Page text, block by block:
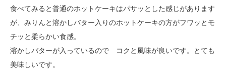
食べてみると普通のホットケーキはパサッとした感じがあります
が、みりんと溶かしバター入りのホットケーキの方がフワッとモ
チッと柔らかい食感。
溶かしバターが入っているので コクと風味が良いです。とても
美味しいです。